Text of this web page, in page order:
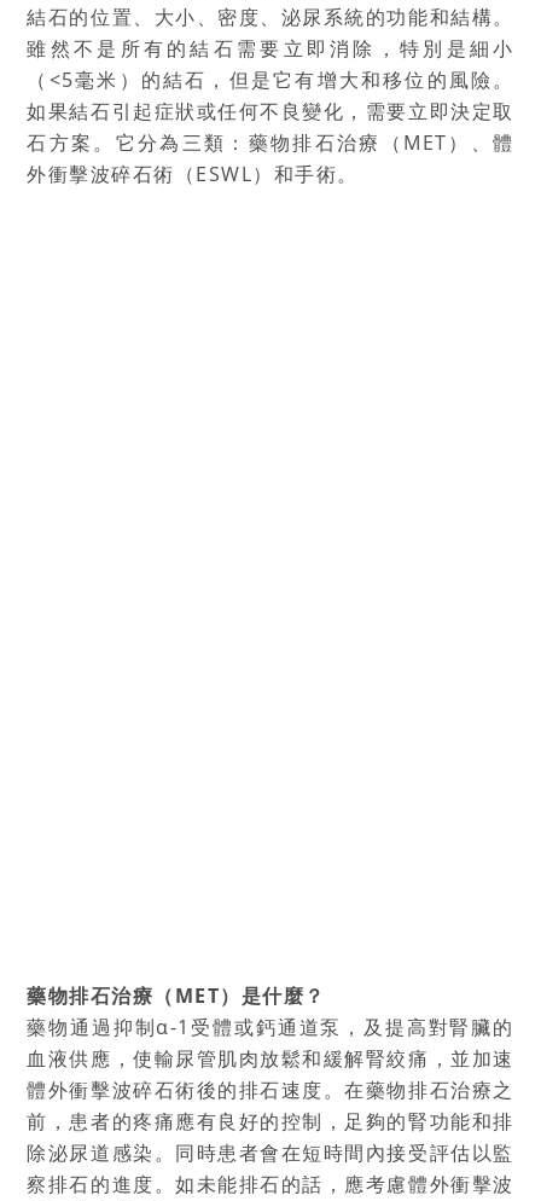
結石的位置、大小、密度、泌尿系統的功能和結構。
雖然不是所有的結石需要立即消除，特別是細小
（<5毫米）的結石，但是它有增大和移位的風險。
如果結石引起症狀或任何不良變化，需要立即決定取
石方案。它分為三類：藥物排石治療（MET）、體
外衝擊波碎石術（ESWL）和手術。
藥物排石治療（MET）是什麼？
藥物通過抑制α-1受體或鈣通道泵，及提高對腎臟的
血液供應，使輸尿管肌肉放鬆和緩解腎絞痛，並加速
體外衝擊波碎石術後的排石速度。在藥物排石治療之
前，患者的疼痛應有良好的控制，足夠的腎功能和排
除泌尿道感染。同時患者會在短時間內接受評估以監
察排石的進度。如未能排石的話，應考慮體外衝擊波